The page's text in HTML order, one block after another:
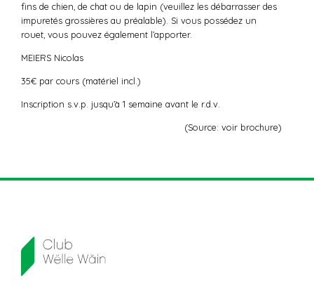
fins de chien, de chat ou de lapin (veuillez les débarrasser des
impuretés grossières au préalable). Si vous possédez un
rouet, vous pouvez également l’apporter.
MEIERS Nicolas
35€ par cours (matériel incl.)
Inscription s.v.p. jusqu’à 1 semaine avant le r.d.v.
(Source: voir brochure)